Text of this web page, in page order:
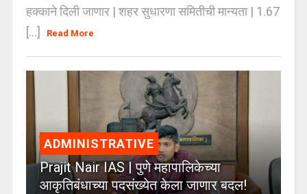
हक्काने दिली जाणार | शहर सुधारणा समितीची मान्यता | 1.67
[...]
Read More
ADMINISTRATIVE
Prajit Nair IAS | पुणे महापालिकेच्या
आकृतिबंधाच्या पदसंख्येत केला जाणार बदल!